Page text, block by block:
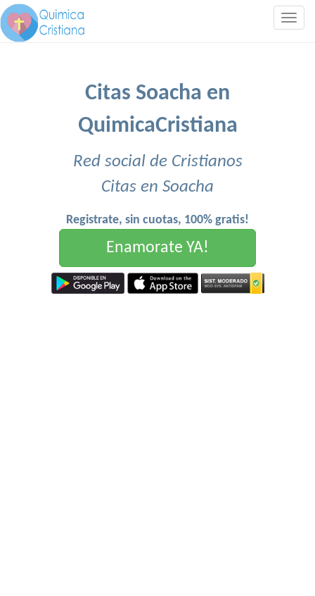
Citas Soacha en
QuimicaCristiana
Red social de Cristianos
Citas en Soacha
Registrate, sin cuotas, 100% gratis!
Enamorate YA!